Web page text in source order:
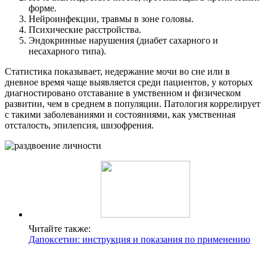
форме.
Нейроинфекции, травмы в зоне головы.
Психические расстройства.
Эндокринные нарушения (диабет сахарного и
несахарного типа).
Статистика показывает, недержание мочи во сне или в
дневное время чаще выявляется среди пациентов, у которых
диагностировано отставание в умственном и физическом
развитии, чем в среднем в популяции. Патология коррелирует
с такими заболеваниями и состояниями, как умственная
отсталость, эпилепсия, шизофрения.
Читайте также:
Дапоксетин: инструкция и показания по применению